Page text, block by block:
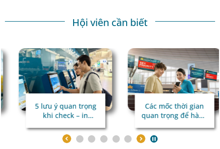
Hội viên cần biết
5 lưu ý quan trọng
khi check – in
kiểm tra tự động
TravelDoc ADC
Các mốc thời gian
quan trọng để hành
thuận lợi